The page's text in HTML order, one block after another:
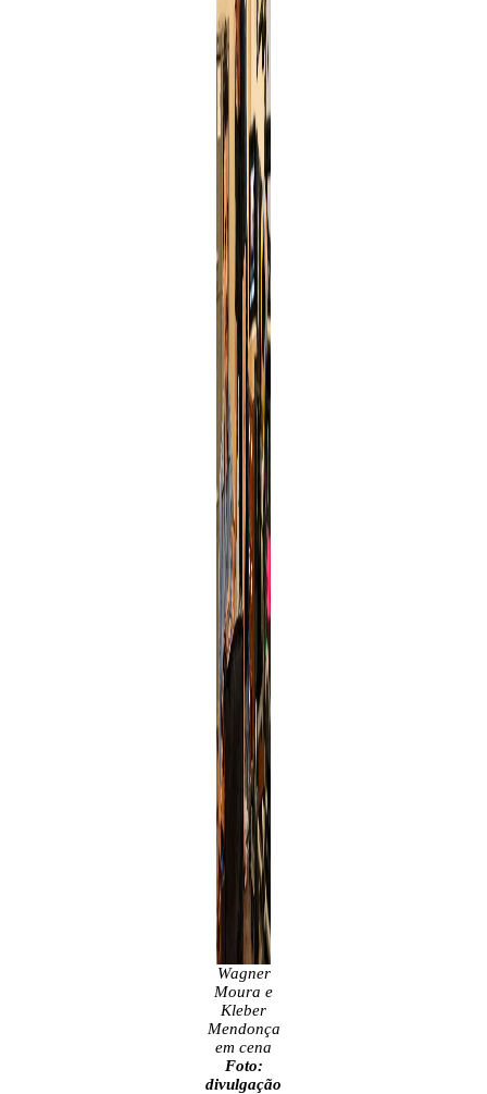
Wagner
Moura e
Kleber
Mendonça
em cena
Foto:
divulgação